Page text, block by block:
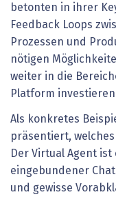
betonten in ihrer
Feedback Loops
Prozessen und
nötigen
weiter in die
Platform
Als konkretes
präsentiert,
Der Virtual Agent
eingebundener
und gewisse